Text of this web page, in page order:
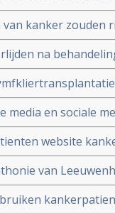
NRC
kanker zouden
na
in de Volkskrant
media en sociale
van Sheryll
website
de Volkskrant
van